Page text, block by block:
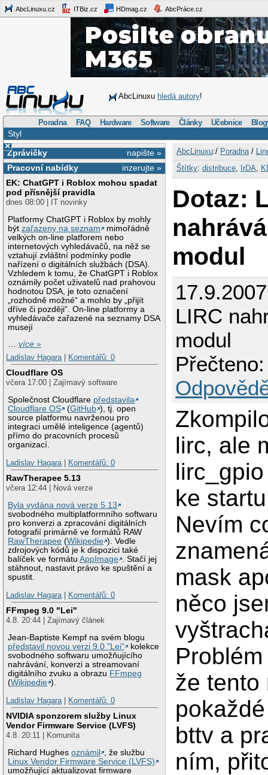
AbcLinuxu.cz ITBiz.cz HDmag.cz AbcPráce.cz
AbcLinuxu hledá autory!
Poradna FAQ Hardware Software Články Učebnice
Styl
×
napište »
Zprávičky
inzerujte »
Pracovní nabídky
EK: ChatGPT i Roblox mohou spadat
pod přísnější pravidla
dnes 08:00 | IT novinky
Platformy ChatGPT i Roblox by mohly
býtzařazeny na seznam
mimořádně
velkých on-line platforem nebo
internetových vyhledávačů, na něž se
vztahují zvláštní podmínky podle
nařízení o digitálních službách (DSA).
Vzhledem k tomu, že ChatGPT i Roblox
oznámily počet uživatelů nad prahovou
hodnotou DSA, je toto označení
„rozhodně možné“ a mohlo by „přijít
dříve či později“. On-line platformy a
vyhledávače zařazené na seznamy DSA
musejí
…více »
Ladislav Hagara
Komentářů: 0
Cloudflare OS
včera 17:00 | Zajímavý software
Společnost Cloudflare představila
Cloudflare OS
(GitHub ), tj. open
source platformu navrženou pro
integraci umělé inteligence (agentů)
přímo do pracovních procesů
organizací.
Ladislav Hagara
Komentářů: 0
RawTherapee 5.13
včera 12:44 | Nová verze
Byla vydána nová verze 5.13
svobodného multiplatformního softwaru
pro konverzi a zpracování digitálních
fotografií primárně ve formátů RAW
RawTherapee (Wikipedie ). Vedle
zdrojových kódů je k dispozici také
balíček ve formátuAppImage . Stačí jej
stáhnout, nastavit právo ke spuštění a
spustit.
Ladislav Hagara
Komentářů: 0
FFmpeg 9.0 "Lei"
4.8. 20:44 | Zajímavý článek
Jean-Baptiste Kempf na svém blogu
představil novou verzi 9.0 "Lei"
kolekce
svobodného softwaru umožňujícího
nahrávání, konverzi a streamovaní
digitálního zvuku a obrazu FFmpeg
(Wikipedie ).
Ladislav Hagara
Komentářů: 0
NVIDIA sponzorem služby Linux
Vendor Firmware Service (LVFS)
4.8. 20:11 | Komunita
Richard Hughesoznámil
, že službu
Linux Vendor Firmware Service (LVFS)
umožňující aktualizovat firmware
AbcLinuxu:/ Poradna/
Štítky: distribuce, IrDA
Dotaz:
modul
LIRC
modul
lirc, ale
ke
Nevím
mask
něco
že tento
bttv a
ním,